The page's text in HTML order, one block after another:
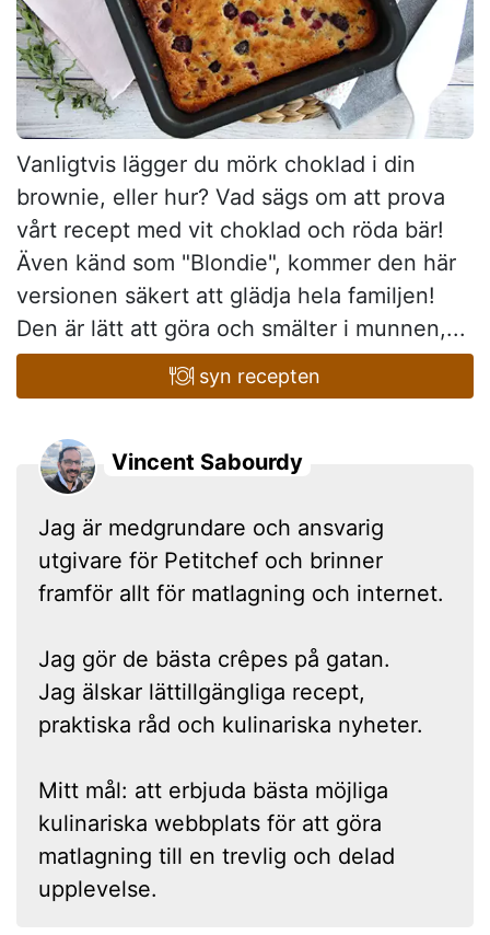
Vanligtvis lägger du mörk choklad i din
brownie, eller hur? Vad sägs om att prova
vårt recept med vit choklad och röda bär!
Även känd som "Blondie", kommer den här
versionen säkert att glädja hela familjen!
Den är lätt att göra och smälter i munnen,...
syn recepten
Vincent Sabourdy
Jag är medgrundare och ansvarig
utgivare för Petitchef och brinner
framför allt för matlagning och internet.
Jag gör de bästa crêpes på gatan.
Jag älskar lättillgängliga recept,
praktiska råd och kulinariska nyheter.
Mitt mål: att erbjuda bästa möjliga
kulinariska webbplats för att göra
matlagning till en trevlig och delad
upplevelse.